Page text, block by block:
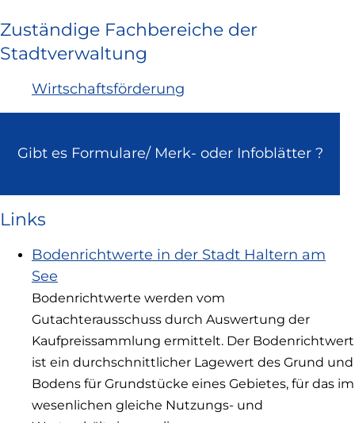
Zuständige Fachbereiche der
Stadtverwaltung
Wirtschaftsförderung
Gibt es Formulare/ Merk- oder Infoblätter ?
Links
Bodenrichtwerte in der Stadt Haltern am
See
Bodenrichtwerte werden vom
Gutachterausschuss durch Auswertung der
Kaufpreissammlung ermittelt. Der Bodenrichtwert
ist ein durchschnittlicher Lagewert des Grund und
Bodens für Grundstücke eines Gebietes, für das im
wesenlichen gleiche Nutzungs- und